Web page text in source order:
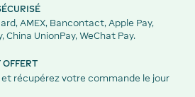
AMEX, Bancontact, Apple Pay,
China UnionPay, WeChat Pay.
OFFERT
récupérez votre commande le jour